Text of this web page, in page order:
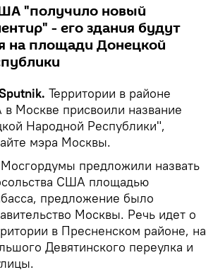
"получило новый
- его здания будут
на площади Донецкой
Территории в районе
Москве присвоили название
Народной Республики",
мэра Москвы.
предложили назвать
США площадью
предложение было
Москвы. Речь идет о
в Пресненском районе, на
Девятинского переулка и